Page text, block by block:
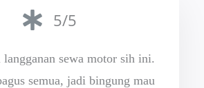
5/5
sewa motor sih ini.
semua, jadi bingung mau